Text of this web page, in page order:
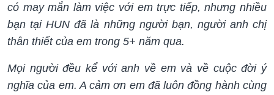
có may mắn làm việc với em trực tiếp, nhưng nhiều
bạn tại HUN đã là những người bạn, người anh chị
thân thiết của em trong 5+ năm qua.
Mọi người đều kể với anh về em và về cuộc đời ý
nghĩa của em. A cảm ơn em đã luôn đồng hành cùng